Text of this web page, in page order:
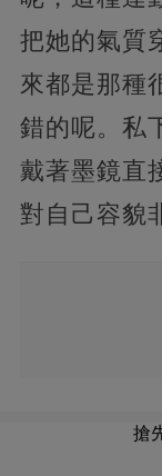
把她的氣質
來都是那種
錯的呢。私
戴著墨鏡直
對自己容貌
搶